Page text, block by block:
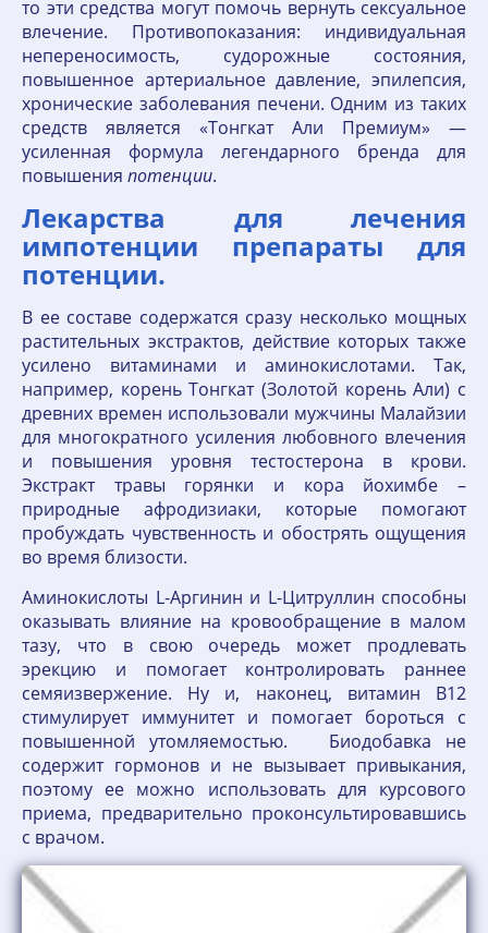
то эти средства могут помочь вернуть сексуальное
влечение. Противопоказания: индивидуальная
непереносимость, судорожные состояния,
повышенное артериальное давление, эпилепсия,
хронические заболевания печени. Одним из таких
средств является «Тонгкат Али Премиум» —
усиленная формула легендарного бренда для
повышения потенции.
Лекарства для лечения
импотенции препараты для
потенции.
В ее составе содержатся сразу несколько мощных
растительных экстрактов, действие которых также
усилено витаминами и аминокислотами. Так,
например, корень Тонгкат (Золотой корень Али) с
древних времен использовали мужчины Малайзии
для многократного усиления любовного влечения
и повышения уровня тестостерона в крови.
Экстракт травы горянки и кора йохимбе –
природные афродизиаки, которые помогают
пробуждать чувственность и обострять ощущения
во время близости.
Аминокислоты L-Аргинин и L-Цитруллин способны
оказывать влияние на кровообращение в малом
тазу, что в свою очередь может продлевать
эрекцию и помогает контролировать раннее
семяизвержение. Ну и, наконец, витамин В12
стимулирует иммунитет и помогает бороться с
повышенной утомляемостью. Биодобавка не
содержит гормонов и не вызывает привыкания,
поэтому ее можно использовать для курсового
приема, предварительно проконсультировавшись
с врачом.